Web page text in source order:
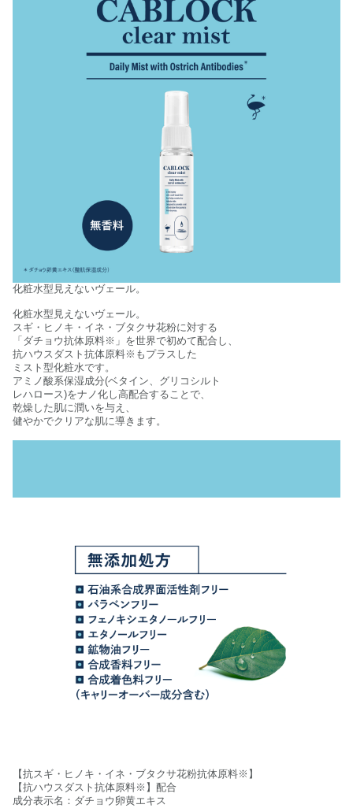
化粧水型見えないヴェール。
化粧水型見えないヴェール。
スギ・ヒノキ・イネ・ブタクサ花粉に対する
「ダチョウ抗体原料※」を世界で初めて配合し、
抗ハウスダスト抗体原料※もプラスした
ミスト型化粧水です。
アミノ酸系保湿成分(ベタイン、グリコシルト
レハロース)をナノ化し高配合することで、
乾燥した肌に潤いを与え、
健やかでクリアな肌に導きます。
【抗スギ・ヒノキ・イネ・ブタクサ花粉抗体原料※】
【抗ハウスダスト抗体原料※】配合
成分表示名：ダチョウ卵黄エキス